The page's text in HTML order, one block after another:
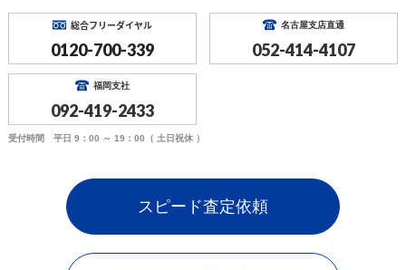
総合フリーダイヤル
0120-700-339
名古屋支店直通
052-414-4107
福岡支社
092-419-2433
受付時間 平日 9：00 ～ 19：00（ 土日祝休 ）
スピード査定依頼